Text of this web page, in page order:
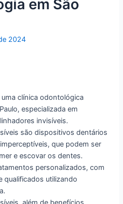
em São
2024
uma clínica odontológica
especializada em
invisíveis.
são dispositivos dentários
que podem ser
e escovar os dentes.
personalizados, com
qualificados utilizando